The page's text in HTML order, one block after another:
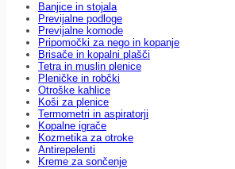
Banjice in stojala
Previjalne podloge
Previjalne komode
Pripomočki za nego in kopanje
Brisače in kopalni plašči
Tetra in muslin plenice
Pleničke in robčki
Otroške kahlice
Koši za plenice
Termometri in aspiratorji
Kopalne igrače
Kozmetika za otroke
Antirepelenti
Kreme za sončenje